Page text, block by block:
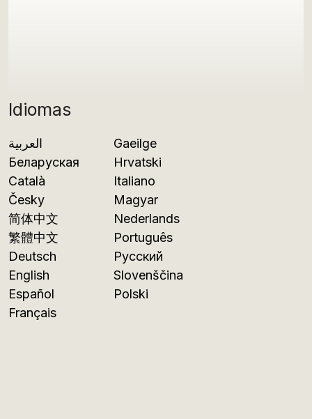
Idiomas
العربية
Беларуская
Català
Česky
简体中文
繁體中文
Deutsch
English
Español
Français
Gaeilge
Hrvatski
Italiano
Magyar
Nederlands
Português
Русский
Slovenščina
Polski